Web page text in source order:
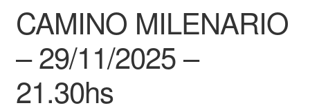
Finalizar compra
Ayuda Rapida
CAMINO MILENARIO
– 29/11/2025 –
21.30hs